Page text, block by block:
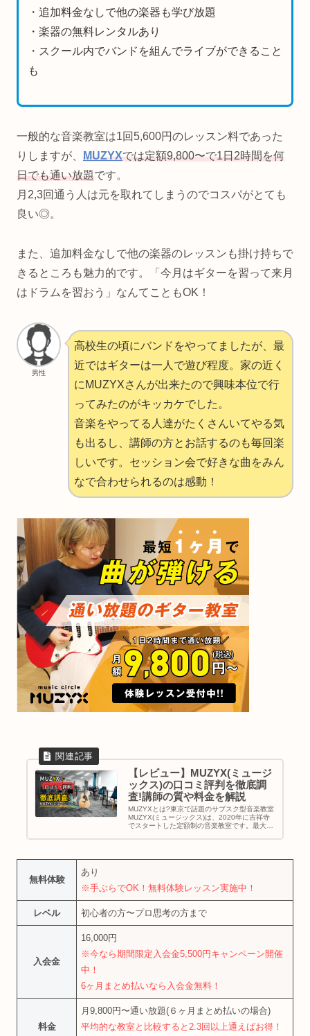
・追加料金なしで他の楽器も学び放題
・楽器の無料レンタルあり
・スクール内でバンドを組んでライブができること
も
一般的な音楽教室は1回5,600円のレッスン料であった
りしますが、 MUZYXでは定額9,800〜で1日2時間を何
日でも通い放題です。
月2,3回通う人は元を取れてしまうのでコスパがとても
良い◎。
また、追加料金なしで他の楽器のレッスンも掛け持ちで
きるところも魅力的です。「今月はギターを習って来月
はドラムを習おう」なんてこともOK！
男性
高校生の頃にバンドをやってましたが、最
近ではギターは一人で遊び程度。家の近く
にMUZYXさんが出来たので興味本位で行
ってみたのがキッカケでした。
音楽をやってる人達がたくさんいてやる気
も出るし、講師の方とお話するのも毎回楽
しいです。セッション会で好きな曲をみん
なで合わせられるのは感動！
【レビュー】MUZYX(ミュージ
ックス)の口コミ評判を徹底調
査!講師の質や料金を解説
MUZYXとは?東京で話題のサブスク型音楽教室
MUZYX(ミュージックス)は、2020年に吉祥寺
でスタートした定額制の音楽教室です。最大の
システム。月額9,800円から、1日2時間まで何
無料体験
あり
※手ぶらでOK！無料体験レッスン実施中！
レベル 初心者の方〜プロ思考の方まで
入会金
16,000円
※今なら期間限定入会金5,500円キャンペーン開催
中！
6ヶ月まとめ払いなら入会金無料！
料金
月9,800円〜通い放題(６ヶ月まとめ払いの場合)
平均的な教室と比較すると2.3回以上通えばお得！